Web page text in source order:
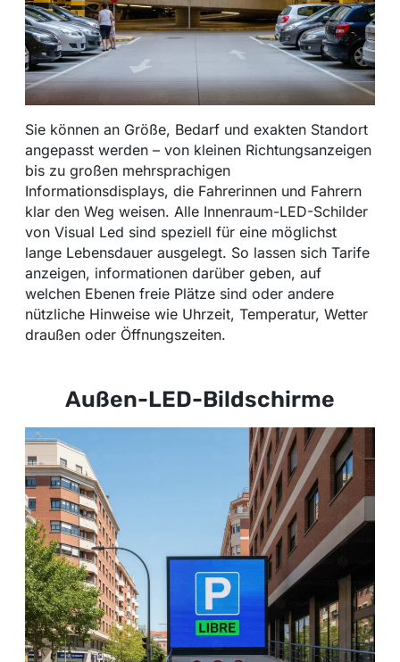
Sie können an Größe, Bedarf und exakten Standort
angepasst werden – von kleinen Richtungsanzeigen
bis zu großen mehrsprachigen
Informationsdisplays, die Fahrerinnen und Fahrern
klar den Weg weisen. Alle Innenraum-LED-Schilder
von Visual Led sind speziell für eine möglichst
lange Lebensdauer ausgelegt. So lassen sich Tarife
anzeigen, informationen darüber geben, auf
welchen Ebenen freie Plätze sind oder andere
nützliche Hinweise wie Uhrzeit, Temperatur, Wetter
draußen oder Öffnungszeiten.
Außen-LED-Bildschirme